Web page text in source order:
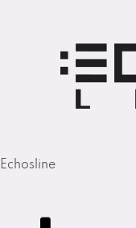
Echosline